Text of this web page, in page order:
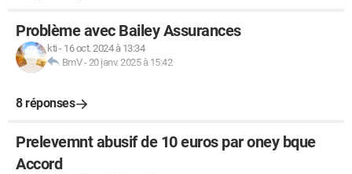
Problème avec Bailey Assurances
kti - 16 oct. 2024 à 13:34
BmV-20 janv. 2025 à 15:42
8 réponses
Prelevemnt abusif de 10 euros par oney bque
Accord